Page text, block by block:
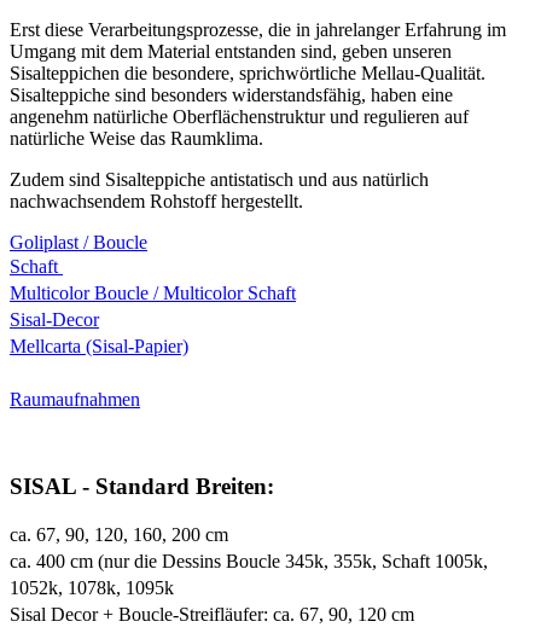
Erst diese Verarbeitungsprozesse, die in jahrelanger Erfahrung im
Umgang mit dem Material entstanden sind, geben unseren
Sisalteppichen die besondere, sprichwörtliche Mellau-Qualität.
Sisalteppiche sind besonders widerstandsfähig, haben eine
angenehm natürliche Oberflächenstruktur und regulieren auf
natürliche Weise das Raumklima.
Zudem sind Sisalteppiche antistatisch und aus natürlich
nachwachsendem Rohstoff hergestellt.
Goliplast / Boucle
Schaft
Multicolor Boucle / Multicolor Schaft
Sisal-Decor
Mellcarta (Sisal-Papier)
Raumaufnahmen
SISAL - Standard Breiten:
ca. 67, 90, 120, 160, 200 cm
ca. 400 cm (nur die Dessins Boucle 345k, 355k, Schaft 1005k,
1052k, 1078k, 1095k
Sisal Decor + Boucle-Streifläufer: ca. 67, 90, 120 cm